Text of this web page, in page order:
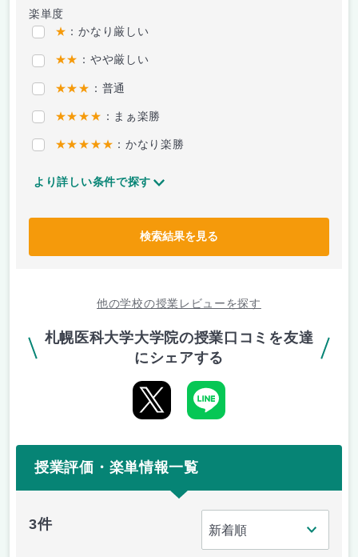
楽単度
★ ：かなり厳しい
★★ ：やや厳しい
★★★ ：普通
★★★★ ：まぁ楽勝
★★★★★ ：かなり楽勝
より詳しい条件で探す
検索結果を見る
他の学校の授業レビューを探す
札幌医科大学大学院の授業口コミを友達
にシェアする
授業評価・楽単情報一覧
3件